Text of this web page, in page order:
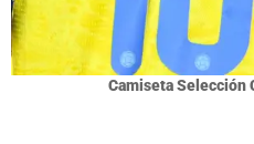
Camiseta Selección